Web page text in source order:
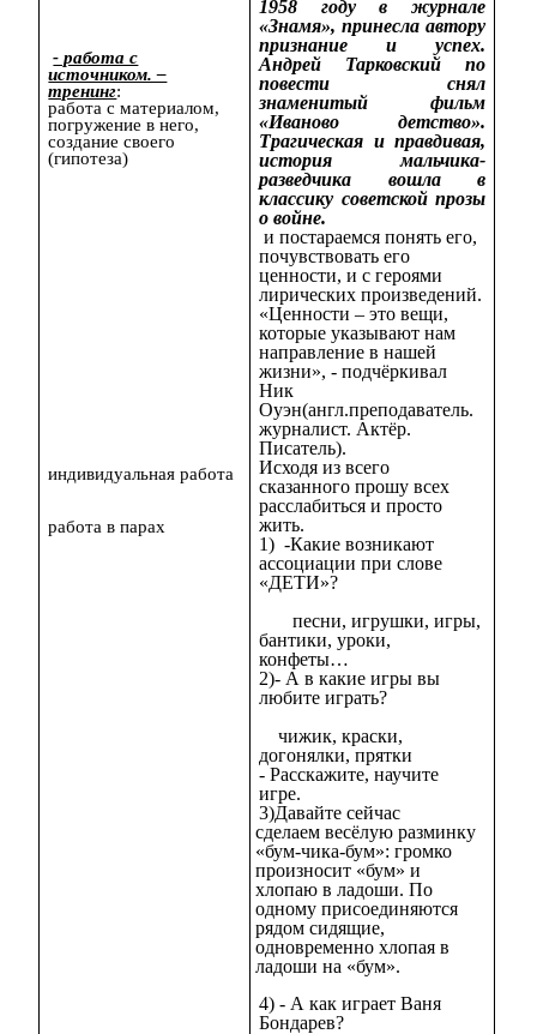
- работа с
источником. –
тренинг:
работа с материалом,
погружение в него,
создание своего
(гипотеза)
индивидуальная работа
работа в парах
1958 году в журнале
«Знамя», принесла автору
признание и успех.
Андрей Тарковский по
повести снял
знаменитый фильм
«Иваново детство».
Трагическая и правдивая,
история мальчика-
разведчика вошла в
классику советской прозы
о войне.
и постараемся понять его,
почувствовать его
ценности, и с героями
лирических произведений.
«Ценности – это вещи,
которые указывают нам
направление в нашей
жизни», - подчёркивал
Ник
Оуэн(англ.преподаватель.
журналист. Актёр.
Писатель).
Исходя из всего
сказанного прошу всех
расслабиться и просто
жить.
1) -Какие возникают
ассоциации при слове
«ДЕТИ»?
песни, игрушки, игры,
бантики, уроки,
конфеты…
2)- А в какие игры вы
любите играть?
чижик, краски,
догонялки, прятки
- Расскажите, научите
игре.
3)Давайте сейчас
сделаем весёлую разминку
«бум-чика-бум»: громко
произносит «бум» и
хлопаю в ладоши. По
одному присоединяются
рядом сидящие,
одновременно хлопая в
ладоши на «бум».
4) - А как играет Ваня
Бондарев?